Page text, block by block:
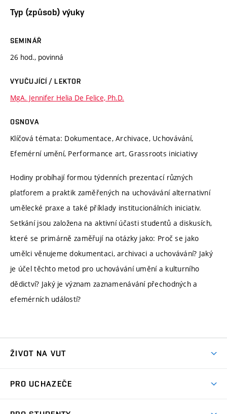
Typ (způsob) výuky
SEMINÁŘ
26 hod., povinná
VYUČUJÍCÍ / LEKTOR
MgA. Jennifer Helia De Felice, Ph.D.
OSNOVA
Klíčová témata: Dokumentace, Archivace, Uchovávání,
Efemérní umění, Performance art, Grassroots iniciativy
Hodiny probíhají formou týdenních prezentací různých
platforem a praktik zaměřených na uchovávání alternativní
umělecké praxe a také příklady institucionálních iniciativ.
Setkání jsou založena na aktivní účasti studentů a diskusích,
které se primárně zaměřují na otázky jako: Proč se jako
umělci věnujeme dokumentaci, archivaci a uchovávání? Jaký
je účel těchto metod pro uchovávání umění a kulturního
dědictví? Jaký je význam zaznamenávání přechodných a
efemérních událostí?
ŽIVOT NA VUT
Koleje
PRO UCHAZEČE